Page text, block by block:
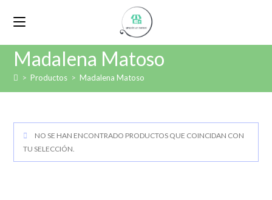
Madalena Matoso
> Productos > Madalena Matoso
NO SE HAN ENCONTRADO PRODUCTOS QUE COINCIDAN CON
TU SELECCIÓN.